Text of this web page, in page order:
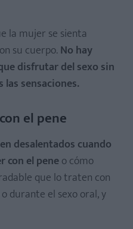
la mujer se sienta
su cuerpo. No hay
disfrutar del sexo sin
sensaciones.
el pene
desalentados cuando
con el peneo cómo
que lo traten con
durante el sexo oral, y